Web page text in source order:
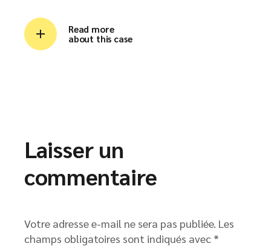
Read more
about this case
Laisser un
commentaire
Votre adresse e-mail ne sera pas publiée. Les
champs obligatoires sont indiqués avec *